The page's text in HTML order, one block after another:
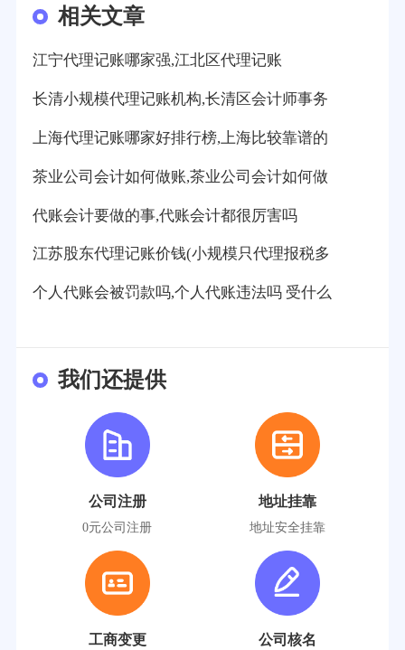
相关文章
江宁代理记账哪家强,江北区代理记账
长清小规模代理记账机构,长清区会计师事务
上海代理记账哪家好排行榜,上海比较靠谱的
茶业公司会计如何做账,茶业公司会计如何做
代账会计要做的事,代账会计都很厉害吗
江苏股东代理记账价钱(小规模只代理报税多
个人代账会被罚款吗,个人代账违法吗 受什么
我们还提供
公司注册
0元公司注册
地址挂靠
地址安全挂靠
工商变更 公司核名